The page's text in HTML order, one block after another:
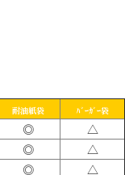
耐油紙袋 ﾊﾞｰｶﾞｰ袋
◎ △
◎ △
◎ △